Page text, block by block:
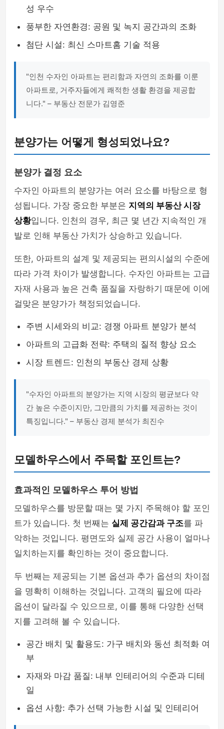
성 우수
풍부한 자연환경: 공원 및 녹지 공간과의 조화
첨단 시설: 최신 스마트홈 기술 적용
"인천 수자인 아파트는 편리함과 자연의 조화를 이룬
아파트로, 거주자들에게 쾌적한 생활 환경을 제공합
니다." – 부동산 전문가 김영준
분양가는 어떻게 형성되었나요?
분양가 결정 요소
수자인 아파트의 분양가는 여러 요소를 바탕으로 형
성됩니다. 가장 중요한 부분은 지역의 부동산 시장
상황입니다. 인천의 경우, 최근 몇 년간 지속적인 개
발로 인해 부동산 가치가 상승하고 있습니다.
또한, 아파트의 설계 및 제공되는 편의시설의 수준에
따라 가격 차이가 발생합니다. 수자인 아파트는 고급
자재 사용과 높은 건축 품질을 자랑하기 때문에 이에
걸맞은 분양가가 책정되었습니다.
주변 시세와의 비교: 경쟁 아파트 분양가 분석
아파트의 고급화 전략: 주택의 질적 향상 요소
시장 트렌드: 인천의 부동산 경제 상황
"수자인 아파트의 분양가는 지역 시장의 평균보다 약
간 높은 수준이지만, 그만큼의 가치를 제공하는 것이
특징입니다." – 부동산 경제 분석가 최진수
모델하우스에서 주목할 포인트는?
효과적인 모델하우스 투어 방법
모델하우스를 방문할 때는 몇 가지 주목해야 할 포인
트가 있습니다. 첫 번째는 실제 공간감과 구조를 파
악하는 것입니다. 평면도와 실제 공간 사용이 얼마나
일치하는지를 확인하는 것이 중요합니다.
두 번째는 제공되는 기본 옵션과 추가 옵션의 차이점
을 명확히 이해하는 것입니다. 고객의 필요에 따라
옵션이 달라질 수 있으므로, 이를 통해 다양한 선택
지를 고려해 볼 수 있습니다.
공간 배치 및 활용도: 가구 배치와 동선 최적화 여
부
자재와 마감 품질: 내부 인테리어의 수준과 디테
일
옵션 사항: 추가 선택 가능한 시설 및 인테리어